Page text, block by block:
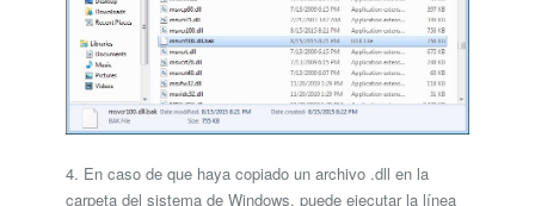
4. En caso de que haya copiado un archivo .dll en la
carpeta del sistema de Windows, puede ejecutar la línea